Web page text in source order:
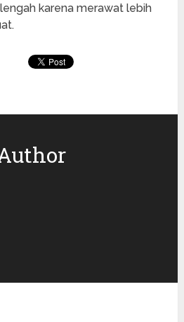
karena merawat lebih